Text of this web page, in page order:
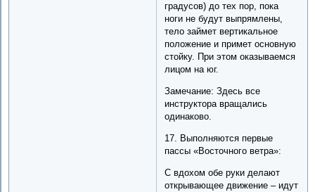
градусов) до тех пор, пока
ноги не будут выпрямлены,
тело займет вертикальное
положение и примет основную
стойку. При этом оказываемся
лицом на юг.
Замечание: Здесь все
инструктора вращались
одинаково.
17. Выполняются первые
пассы «Восточного ветра»:
С вдохом обе руки делают
открывающее движение – идут